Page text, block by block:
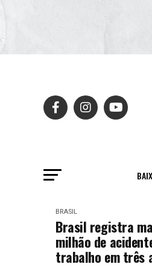
BRASIL
Brasil registra
milhão de
trabalho em três